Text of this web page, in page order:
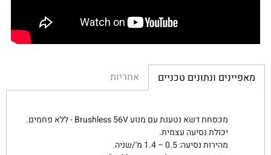
מאפיינים ונתונים טכניים אחריות
מכסחת דשא נטענת עם מנוע Brushless 56V - ללא פחמים.
יכולת נסיעה עצמית.
מהירות נסיעה: 0.5 – 1.4 מ'/שניה.